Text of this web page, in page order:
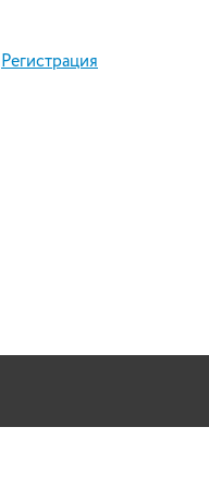
Регистрация